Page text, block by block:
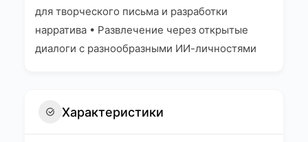
для творческого письма и разработки
нарратива • Развлечение через открытые
диалоги с разнообразными ИИ-личностями
Характеристики